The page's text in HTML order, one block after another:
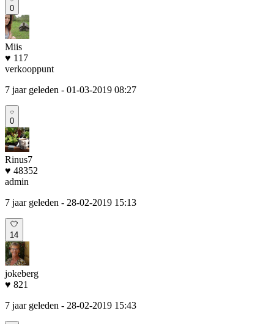
0
Miis
♥ 117
verkooppunt
7 jaar geleden - 01-03-2019 08:27
0
Rinus7
♥ 48352
admin
7 jaar geleden - 28-02-2019 15:13
14
jokeberg
♥ 821
7 jaar geleden - 28-02-2019 15:43